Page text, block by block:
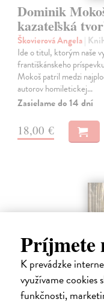
Príjmete
K prevádzke
využívame cookies
funkčnosti,
Dominik
kazateľská
Škovierová Angela|
Ide o titul, ktorým naše
františkánskeho
Mokoš patril medzi
autorov homiletickej…
Zasielame do 14 dní
18,00 €